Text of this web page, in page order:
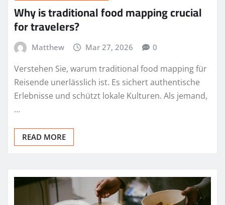
Why is traditional food mapping crucial
for travelers?
Matthew Mar 27, 2026 0
Verstehen Sie, warum traditional food mapping für
Reisende unerlässlich ist. Es sichert authentische
Erlebnisse und schützt lokale Kulturen. Als jemand,
…
READ MORE